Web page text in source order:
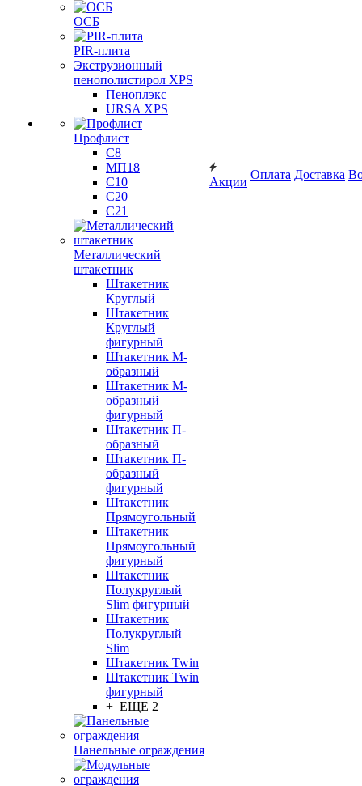
ОСБ
PIR-плита
Экструзионный
пенополистирол XPS
Пеноплэкс
URSA XPS
Профлист
С8
МП18
С10
С20
С21
Металлический
штакетник
Штакетник
Круглый
Штакетник
Круглый
фигурный
Штакетник М-
образный
Штакетник М-
образный
фигурный
Штакетник П-
образный
Штакетник П-
образный
фигурный
Штакетник
Прямоугольный
Штакетник
Прямоугольный
фигурный
Штакетник
Полукруглый
Slim фигурный
Штакетник
Полукруглый
Slim
Штакетник Twin
Штакетник Twin
фигурный
+ ЕЩЕ 2
Панельные ограждения
Акции
Оплата Доставка